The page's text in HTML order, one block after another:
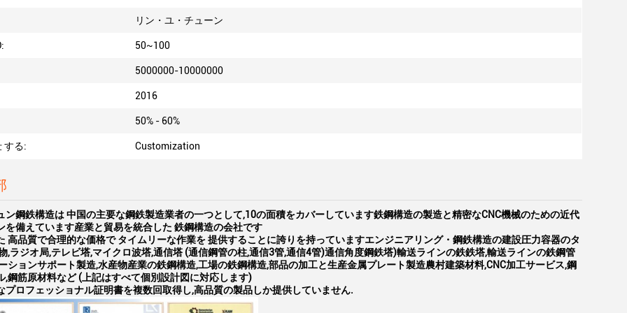
リン・ユ・チューン
50~100
5000000-10000000
2016
50% - 60%
する: Customization
ン鋼鉄構造は 中国の主要な鋼鉄製造業者の一つとして,10の面積をカバーしています鉄鋼構造の製造と精密なCNC機械のための近代
を備えています産業と貿易を統合した 鉄鋼構造の会社です
高品質で合理的な価格で タイムリーな作業を 提供することに誇りを持っていますエンジニアリング・鋼鉄構造の建設圧力容器のタ
,ラジオ局,テレビ塔,マイクロ波塔,通信塔 (通信鋼管の柱,通信3管,通信4管)通信角度鋼鉄塔)輸送ラインの鉄鉄塔,輸送ラインの鉄鋼管
ションサポート製造,水産物産業の鉄鋼構造,工場の鉄鋼構造,部品の加工と生産金属プレート製造農村建築材料,CNC加工サービス,鋼
,鋼筋原材料など (上記はすべて個別設計図に対応します)
プロフェッショナル証明書を複数回取得し,高品質の製品しか提供していません.